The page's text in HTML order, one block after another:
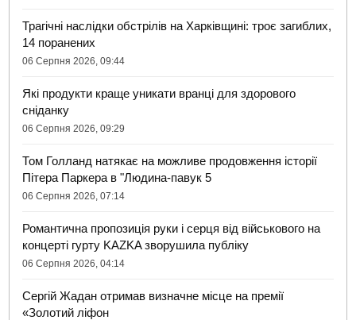
Трагічні наслідки обстрілів на Харківщині: троє загиблих,
14 поранених
06 Серпня 2026, 09:44
Які продукти краще уникати вранці для здорового
сніданку
06 Серпня 2026, 09:29
Том Голланд натякає на можливе продовження історії
Пітера Паркера в "Людина-павук 5
06 Серпня 2026, 07:14
Романтична пропозиція руки і серця від військового на
концерті гурту KAZKA зворушила публіку
06 Серпня 2026, 04:14
Сергій Жадан отримав визначне місце на премії
«Золотий ліфон